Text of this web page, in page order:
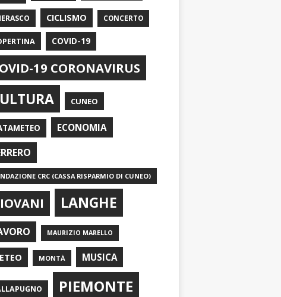
CICLISMO CONCERTO
COVID-19
19 CORONAVIRUS
CUNEO
ECONOMIA
CRC (CASSA RISPARMIO DI CUNEO)
LANGHE
MAURIZIO MARELLO
MONTÀ MUSICA
PIEMONTE